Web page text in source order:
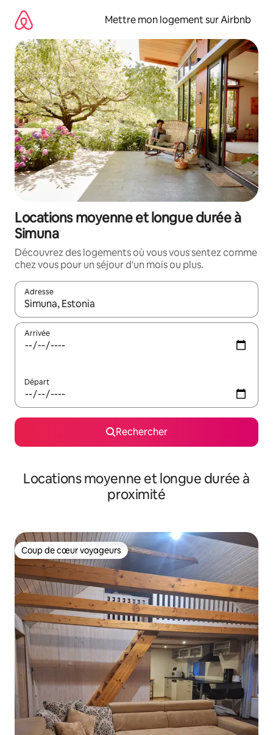
directement
contenu
Mettre mon logement sur Airbnb
Locations moyenne et longue durée à
Simuna
Découvrez des logements où vous vous sentez comme
chez vous pour un séjour d'un mois ou plus.
Adresse
Lorsque les résultats s'affichent, utilisez les flèches vers le
Arrivée
Départ
Rechercher
Locations moyenne et longue durée à
proximité
Coup de cœur voyageurs
Coup de cœur voyageurs